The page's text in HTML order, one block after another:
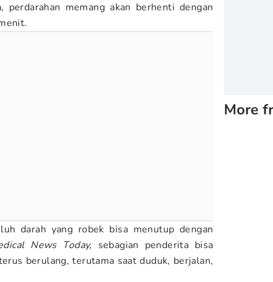
perdarahan memang akan berhenti dengan
darah yang robek bisa menutup dengan
News Today, sebagian penderita bisa
berulang, terutama saat duduk, berjalan,
More